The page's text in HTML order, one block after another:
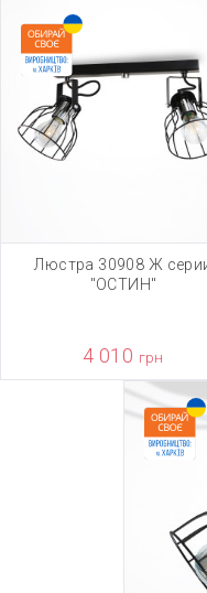
Люстра 30908 Ж
"ОСТИН"
4 010 грн